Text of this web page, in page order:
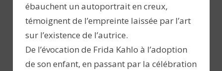
ébauchent un autoportrait en creux,
témoignent de l’empreinte laissée par l’art
sur l’existence de l’autrice.
De l’évocation de Frida Kahlo à l’adoption
de son enfant, en passant par la célébration